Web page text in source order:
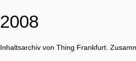
2008
Inhaltsarchiv von Thing Frankfurt.